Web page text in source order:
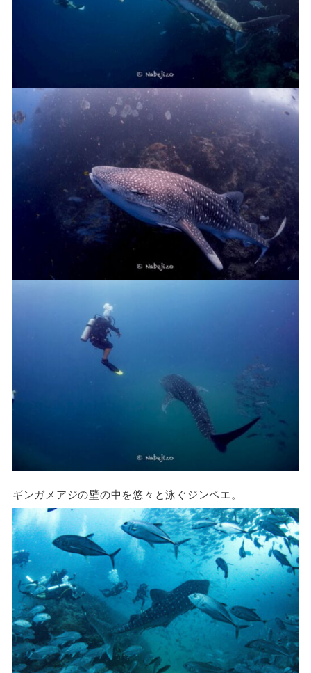
ギンガメアジの壁の中を悠々と泳ぐジンベエ。